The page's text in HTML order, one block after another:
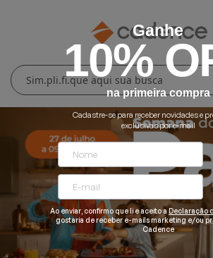
Ganhe
10%
na primeira compra
Cadastre-se para receber novidades e
exclusivas por e-mail
Ao enviar, confirmo que li e aceito a Declaração
gostaria de receber e-mails marketing e/ou
Cadence
Cozinha
Blenders
Liquidificadores
Grills e Sanduicheiras
Chaleiras Elétricas
Cafeteiras
Lar
Ferros e Passadeiras
Conforto Térmico
Aquecedores
Climatizadores
Ventiladores
Cuidados Pessoais
Escovas Secadoras
Secadores
Cortadores de Cabelo
Pranchas